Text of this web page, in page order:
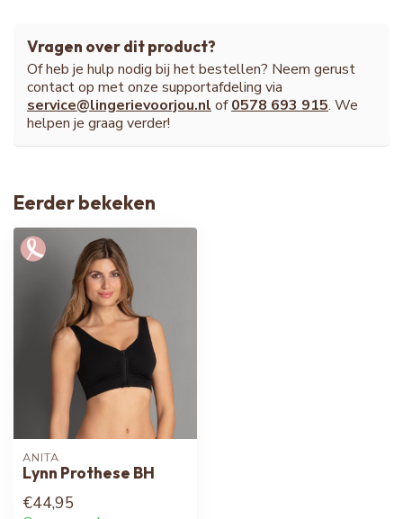
Vragen over dit product?
Of heb je hulp nodig bij het bestellen? Neem gerust
contact op met onze supportafdeling via
service@lingerievoorjou.nl of0578 693 915. We
helpen je graag verder!
Eerder bekeken
ANITA
Lynn Prothese BH
€44,95